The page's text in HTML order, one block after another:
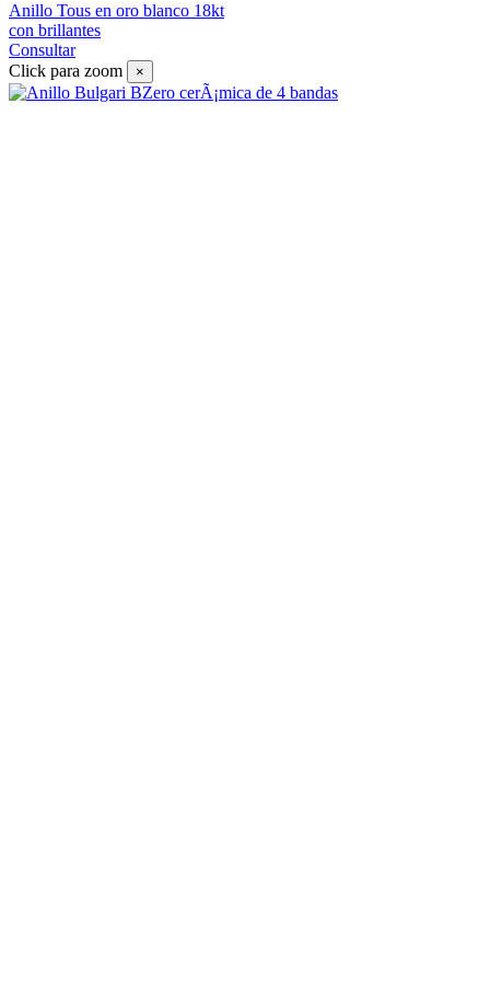
Anillo Tous en oro blanco 18kt
con brillantes
Consultar
Click para zoom
×